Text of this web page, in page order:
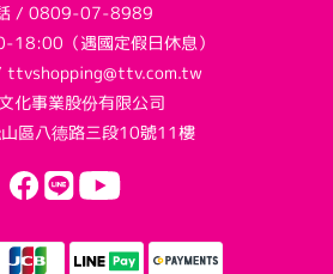
/ 0809-07-8989
18:00（遇國定假日休息）
ttvshopping@ttv.com.tw
化事業股份有限公司
區八德路三段10號11樓